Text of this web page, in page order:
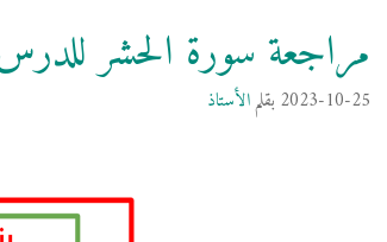
مراجعة سورة الحشر
2023-10-25 بقلمالأستاذ